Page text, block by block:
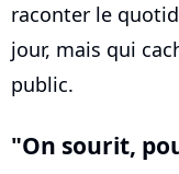
raconter le
jour, mais qui
public.
"On sourit,